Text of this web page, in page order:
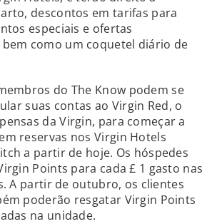
descontos em tarifas para
especiais e ofertas
como um coquetel diário de
do The Know podem se
suas contas ao Virgin Red, o
da Virgin, para começar a
reservas nos Virgin Hotels
a partir de hoje. Os hóspedes
Points para cada £ 1 gasto nas
A partir de outubro, os clientes
poderão resgatar Virgin Points
na unidade.